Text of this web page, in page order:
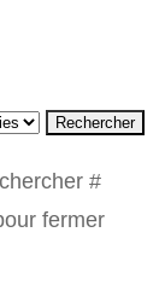
Rechercher
#
fermer